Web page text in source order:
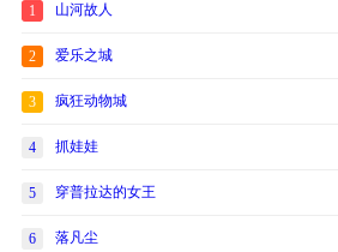
1 山河故人
2 爱乐之城
3 疯狂动物城
4 抓娃娃
5 穿普拉达的女王
6 落凡尘